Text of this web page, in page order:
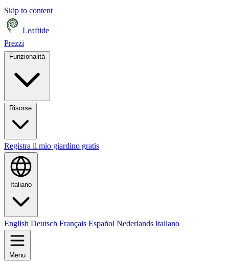
Skip to content
Leaftide
Prezzi
Funzionalità
Registra il mio giardino gratis
Italiano
English Deutsch Français Español Nederlands Italiano
Menu